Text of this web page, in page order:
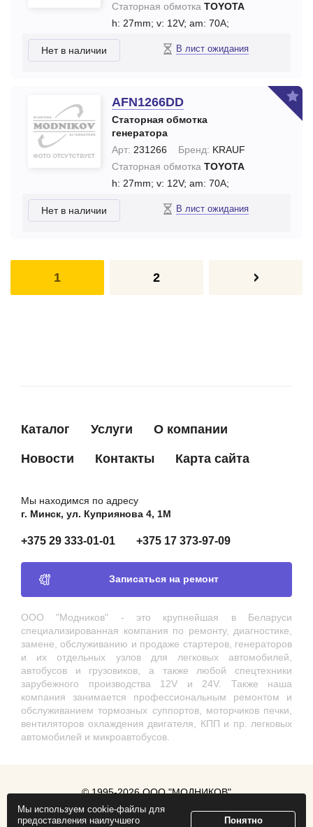
Статорная обмотка TOYOTA
h: 27mm; v: 12V; am: 70A;
Нет в наличии В лист ожидания
AFN1266DD
Статорная обмотка
генератора
Арт: 231266 Бренд: KRAUF
Статорная обмотка TOYOTA
h: 27mm; v: 12V; am: 70A;
Нет в наличии В лист ожидания
1 2
Каталог Услуги О компании
Новости Контакты Карта сайта
Мы находимся по адресу
г. Минск, ул. Куприянова 4, 1М
+375 29 333-01-01 +375 17 373-97-09
Записаться на ремонт
ООО "Модников" - это крупнейшая в Беларуси
специализированная компания по ремонту, диагностике,
замене, обслуживанию и продаже стартеров, генераторов
и их отдельных узлов для легковых автомобилей,
автобусов и грузовиков, а также любой спецтехники
зарубежного производства 12V и 24V. Также наша
компания занимается профессиональным ремонтом и
обслуживанием тормозных суппортов, моторчиков печки,
вентиляторов охлаждения двигателя, КПП и пр. легковых
автомобилей и микроавтобусов.
© 1995-2026 ООО "МОДНИКОВ"
Продвижение сайта ZmitroC.by
Мы используем cookie-файлы для
предоставления наилучшего
Понятно